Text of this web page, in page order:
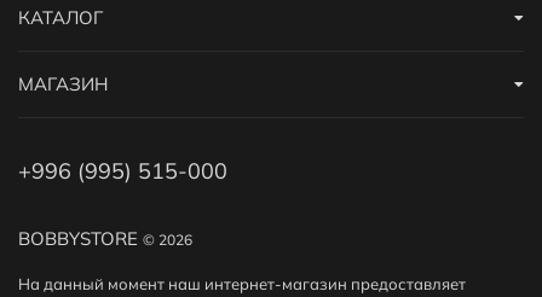
BOBBYSTORE © 2026
На данный момент наш интернет-магазин предоставляет
КАТАЛОГ
МАГАЗИН
+996 (995) 515-000